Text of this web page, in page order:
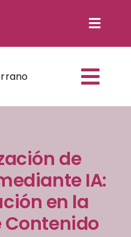
Servicios
Escuela de
Libros y
de
IA:
en la
Contenido